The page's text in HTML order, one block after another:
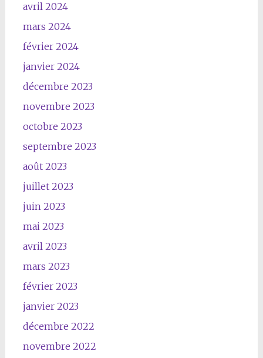
avril 2024
mars 2024
février 2024
janvier 2024
décembre 2023
novembre 2023
octobre 2023
septembre 2023
août 2023
juillet 2023
juin 2023
mai 2023
avril 2023
mars 2023
février 2023
janvier 2023
décembre 2022
novembre 2022